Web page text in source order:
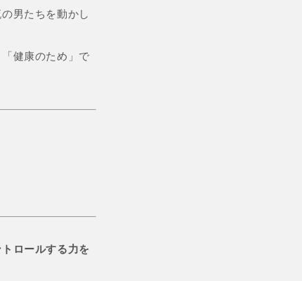
男たちを動かし
健康のため」で
ロールする力を